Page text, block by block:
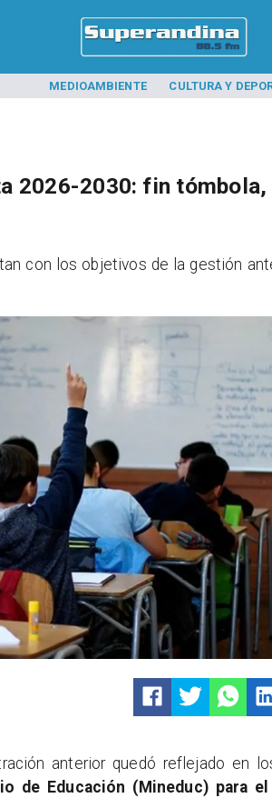
MEDIOAMBIENTE CULTURA Y
2026-2030: fin tómbola,
con los objetivos de la gestión
anterior quedó reflejado en
de Educación (Mineduc) para